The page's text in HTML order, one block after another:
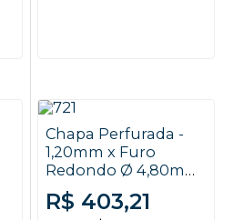
Chapa Perfurada -
1,20mm x Furo
Redondo Ø 4,80mm
x EC 7mm x 2x1m
R$ 403,21